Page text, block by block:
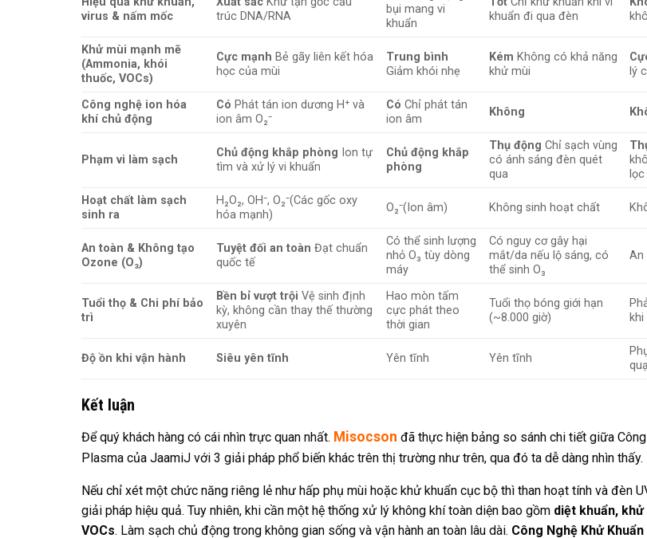
virus & nấm mốc
trúc DNA/RNA
bụi mang vi
khuẩn
khuẩn đi qua đèn
Khử mùi mạnh mẽ
(Ammonia, khói
thuốc, VOCs)
Cực mạnh Bẻ gãy liên kết hóa
học của mùi
Trung bình
Giảm khói nhẹ
Kém Không có khả năng
khử mùi
lý
Công nghệ ion hóa
khí chủ động
Có Phát tán ion dương H⁺ và
ion âm O₂⁻
CóChỉ phát tán
ion âm
Không
Phạm vi làm sạch
Chủ động khắp phòng Ion tự
tìm và xử lý vi khuẩn
Chủ động khắp
phòng
Thụ độngChỉ sạch vùng
có ánh sáng đèn quét
qua
lọc
Hoạt chất làm sạch
sinh ra
H₂O₂, OH⁻, O₂⁻(Các gốc oxy
hóa mạnh)
O₂⁻(Ion âm) Không sinh hoạt chất
An toàn & Không tạo
Ozone (O₃)
Tuyệt đối an toànĐạt chuẩn
quốc tế
Có thể sinh lượng
nhỏ O₃ tùy dòng
máy
Có nguy cơ gây hại
mắt/da nếu lộ sáng, có
thể sinh O₃
An
Tuổi thọ & Chi phí bảo
trì
Bền bỉ vượt trộiVệ sinh định
kỳ, không cần thay thế thường
xuyên
Hao mòn tấm
cực phát theo
thời gian
Tuổi thọ bóng giới hạn
(~8.000 giờ)
Độ ồn khi vận hành Siêu yên tĩnh Yên tĩnh Yên tĩnh
Kết luận
Để quý khách hàng có cái nhìn trực quan nhất. Misocson đã thực hiện bảng so sánh chi tiết giữa
Plasma của JaamiJ với 3 giải pháp phổ biến khác trên thị trường như trên, qua đó ta dễ dàng nhìn thấy.
Nếu chỉ xét một chức năng riêng lẻ như hấp phụ mùi hoặc khử khuẩn cục bộ thì than hoạt tính và đèn
giải pháp hiệu quả. Tuy nhiên, khi cần một hệ thống xử lý không khí toàn diện bao gồm diệt khuẩn, khử
VOCs. Làm sạch chủ động trong không gian sống và vận hành an toàn lâu dài. Công Nghệ Khử